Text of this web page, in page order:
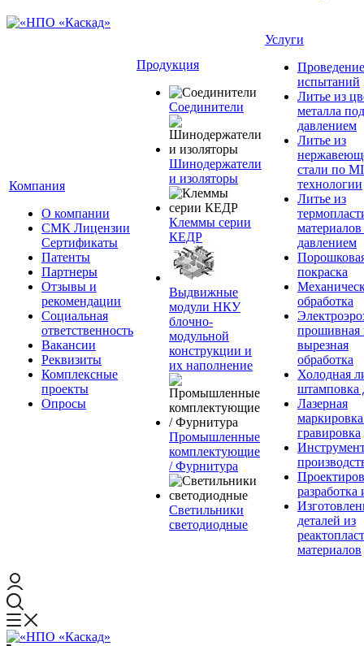
Компания
О компании
СМК Лицензии
Сертификаты
Патенты
Партнеры
Отзывы и
рекомендации
Социальная
ответственность
Вакансии
Реквизиты
Комплексные
проекты
Опросы
Продукция
Соединители
Шинодержатели
и изоляторы
Клеммы серии
КЕДР
Выдвижные
модули НКУ
блочно-
модульной
конструкции и
их наполнение
Промышленные
комплектующие
/ Фурнитура
Светильники
светодиодные
Услуги
Проведение
испытаний
Литье из
металла под
давлением
Литье из
стали по
технологии
Литье из
давлением
покраска
обработка
прошивная
вырезная
обработка
Холодная
штамповка
Лазерная
гравировка
разработка
деталей из
материалов